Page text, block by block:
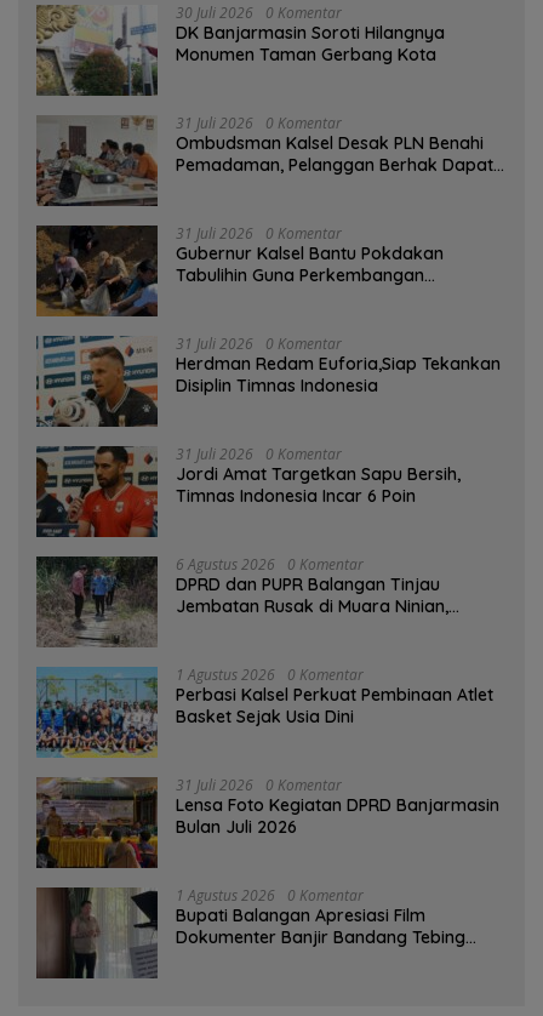
30 Juli 2026 0 Komentar
DK Banjarmasin Soroti Hilangnya
Monumen Taman Gerbang Kota
31 Juli 2026 0 Komentar
Ombudsman Kalsel Desak PLN Benahi
Pemadaman, Pelanggan Berhak Dapat
31 Juli 2026 0 Komentar
Gubernur Kalsel Bantu Pokdakan
Tabulihin Guna Perkembangan
31 Juli 2026 0 Komentar
Herdman Redam Euforia,Siap Tekankan
Disiplin Timnas Indonesia
31 Juli 2026 0 Komentar
Jordi Amat Targetkan Sapu Bersih,
Timnas Indonesia Incar 6 Poin
6 Agustus 2026 0 Komentar
DPRD dan PUPR Balangan Tinjau
Jembatan Rusak di Muara Ninian,
1 Agustus 2026 0 Komentar
Perbasi Kalsel Perkuat Pembinaan Atlet
Basket Sejak Usia Dini
31 Juli 2026 0 Komentar
Lensa Foto Kegiatan DPRD Banjarmasin
Bulan Juli 2026
1 Agustus 2026 0 Komentar
Bupati Balangan Apresiasi Film
Dokumenter Banjir Bandang Tebing